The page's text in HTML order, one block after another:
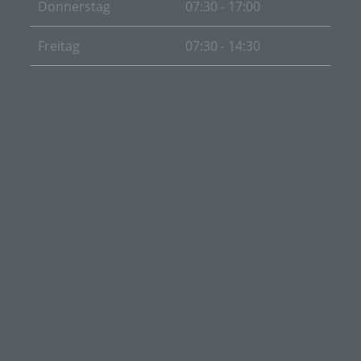
Donnerstag 07:30 - 17:00
Freitag 07:30 - 14:30
Verarbeitung ist jeder mit oder ohne Hilfe
automatisierter Verfahren ausgeführte Vorgang
Zusammenhang mit personenbezogenen Daten